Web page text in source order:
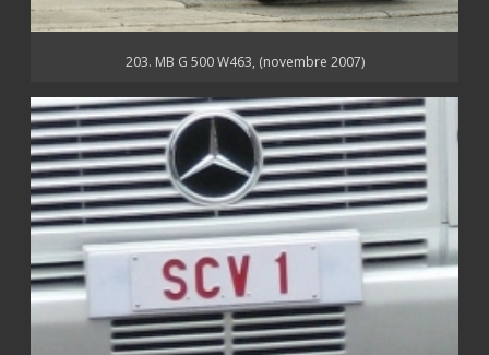
203. MB G 500 W463, (novembre 2007)